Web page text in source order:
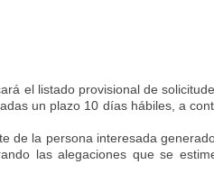
el listado provisional de
un plazo 10 días hábiles, a
de la persona interesada
las alegaciones que se